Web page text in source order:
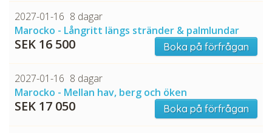
2027-01-16 8 dagar
Marocko - Långritt längs stränder & palmlundar
SEK 16 500 Boka på förfrågan
2027-01-16 8 dagar
Marocko - Mellan hav, berg och öken
SEK 17 050 Boka på förfrågan